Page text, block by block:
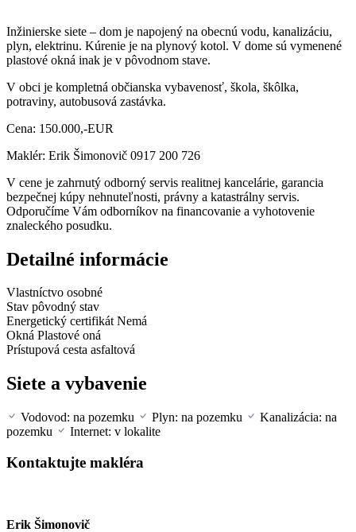
Inžinierske siete – dom je napojený na obecnú vodu, kanalizáciu,
plyn, elektrinu. Kúrenie je na plynový kotol. V dome sú vymenené
plastové okná inak je v pôvodnom stave.
V obci je kompletná občianska vybavenosť, škola, škôlka,
potraviny, autobusová zastávka.
Cena: 150.000,-EUR
Maklér: Erik Šimonovič 0917 200 726
V cene je zahrnutý odborný servis realitnej kancelárie, garancia
bezpečnej kúpy nehnuteľnosti, právny a katastrálny servis.
Odporučíme Vám odborníkov na financovanie a vyhotovenie
znaleckého posudku.
Detailné informácie
Vlastníctvo osobné
Stav pôvodný stav
Energetický certifikát Nemá
Okná Plastové oná
Prístupová cesta asfaltová
Siete a vybavenie
Vodovod: na pozemku Plyn: na pozemku
Kanalizácia: na
pozemku
Internet: v lokalite
Kontaktujte makléra
Erik Šimonovič